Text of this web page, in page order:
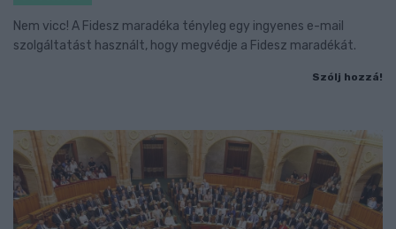
Nem vicc! A Fidesz maradéka tényleg egy ingyenes e-mail
szolgáltatást használt, hogy megvédje a Fidesz maradékát.
Szólj hozzá!